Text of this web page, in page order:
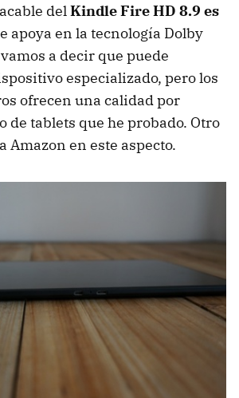
delKindle Fire HD 8.9 es
apoya en la tecnología Dolby
a decir que puede
especializado, pero los
ofrecen una calidad por
de tablets que he probado. Otro
Amazon en este aspecto.